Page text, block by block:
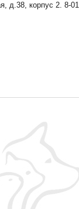
д.38, корпус 2. 8-